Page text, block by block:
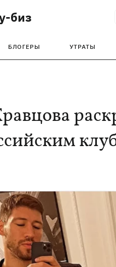
биз
БЛОГЕРЫ УТРАТЫ